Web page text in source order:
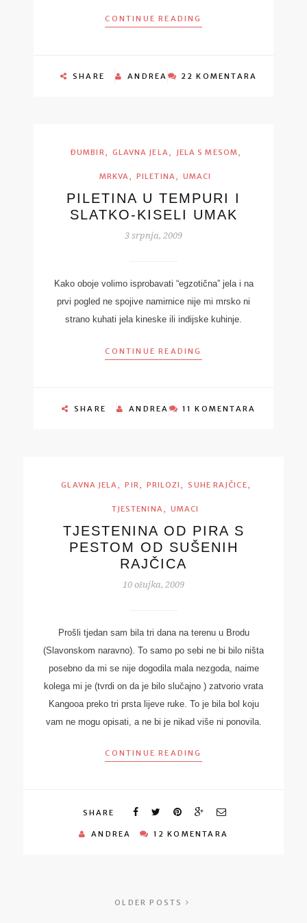
CONTINUE READING
SHARE ANDREA 22 KOMENTARA
ĐUMBIR, GLAVNA JELA, JELA S MESOM,
MRKVA, PILETINA, UMACI
PILETINA U TEMPURI I
SLATKO-KISELI UMAK
3 srpnja, 2009
Kako oboje volimo isprobavati “egzotična” jela i na
prvi pogled ne spojive namirnice nije mi mrsko ni
strano kuhati jela kineske ili indijske kuhinje.
CONTINUE READING
SHARE ANDREA 11 KOMENTARA
GLAVNA JELA, PIR, PRILOZI , SUHE RAJČICE,
TJESTENINA, UMACI
TJESTENINA OD PIRA S
PESTOM OD SUŠENIH
RAJČICA
10 ožujka, 2009
Prošli tjedan sam bila tri dana na terenu u Brodu
(Slavonskom naravno). To samo po sebi ne bi bilo ništa
posebno da mi se nije dogodila mala nezgoda, naime
kolega mi je (tvrdi on da je bilo slučajno ) zatvorio vrata
Kangooa preko tri prsta lijeve ruke. To je bila bol koju
vam ne mogu opisati, a ne bi je nikad više ni ponovila.
CONTINUE READING
SHARE
ANDREA 12 KOMENTARA
OLDER POSTS